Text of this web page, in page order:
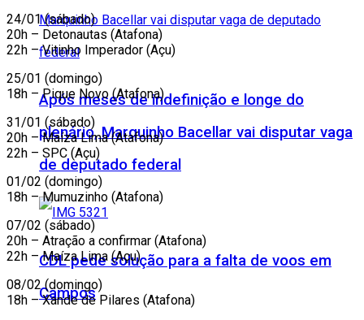
Após meses de indefinição e longe do
plenário, Marquinho Bacellar vai disputar vaga
de deputado federal
CDL pede solução para a falta de voos em
Campos
24/01 (sábado)
20h – Detonautas (Atafona)
22h – Vitinho Imperador (Açu)
25/01 (domingo)
18h – Pique Novo (Atafona)
31/01 (sábado)
20h – Maíza Lima (Atafona)
22h – SPC (Açu)
01/02 (domingo)
18h – Mumuzinho (Atafona)
07/02 (sábado)
20h – Atração a confirmar (Atafona)
22h – Maíza Lima (Açu)
08/02 (domingo)
18h – Xande de Pilares (Atafona)